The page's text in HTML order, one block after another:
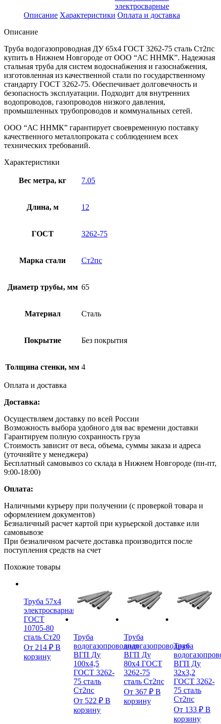
электросварные
Описание Характеристики Оплата и доставка
Описание
Труба водогазопроводная ДУ 65х4 ГОСТ 3262-75 сталь Ст2пс
купить в Нижнем Новгороде от ООО “АС ННМК”. Надежная
стальная труба для систем водоснабжения и газоснабжения,
изготовленная из качественной стали по государственному
стандарту ГОСТ 3262-75. Обеспечивает долговечность и
безопасность эксплуатации. Подходит для внутренних
водопроводов, газопроводов низкого давления,
промышленных трубопроводов и коммунальных сетей.
ООО “АС ННМК” гарантирует своевременную поставку
качественного металлопроката с соблюдением всех
технических требований.
Характеристики
Вес метра, кг 7.05
Длина, м 12
ГОСТ 3262-75
Марка стали Ст2пс
Диаметр трубы, мм 65
Материал Сталь
Покрытие Без покрытия
Толщина стенки, мм 4
Оплата и доставка
Доставка:
Осуществляем доставку по всей России
Возможность выбора удобного для вас времени доставки
Гарантируем полную сохранность груза
Стоимость зависит от веса, объема, суммы заказа и адреса
(уточняйте у менеджера)
Бесплатный самовывоз со склада в Нижнем Новгороде (пн-пт,
9:00-18:00)
Оплата:
Наличными курьеру при получении (с проверкой товара и
оформлением документов)
Безналичный расчет картой при курьерской доставке или
самовывозе
При безналичном расчете доставка производится после
поступления средств на счет
Похожие товары
Труба 57х4
электросварная
ГОСТ
10705-80
сталь Ст20
От 214 ₽ В
корзину
Труба
водогазопроводная
ВГП Ду
100х4,5
ГОСТ 3262-
75 сталь
Ст2пс
От 522₽ В
корзину
Труба
водогазопроводная
ВГП Ду
80х4 ГОСТ
3262-75
сталь Ст2пс
От 367 ₽ В
корзину
Труба
ВГП Ду
32х3,2
ГОСТ 3262-
75 сталь
Ст2пс
От 133 ₽ В
корзину